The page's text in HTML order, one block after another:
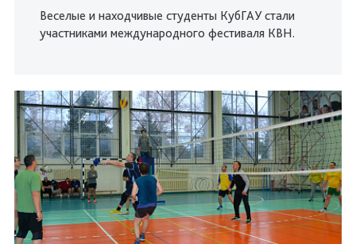
Веселые и находчивые студенты КубГАУ стали
участниками международного фестиваля КВН.